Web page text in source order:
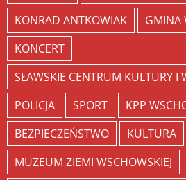
KONRAD ANTKOWIAK
GMINA
KONCERT
SŁAWSKIE CENTRUM KULTURY I
POLICJA
SPORT
KPP
BEZPIECZEŃSTWO
KULTURA
MUZEUM ZIEMI WSCHOWSKIEJ